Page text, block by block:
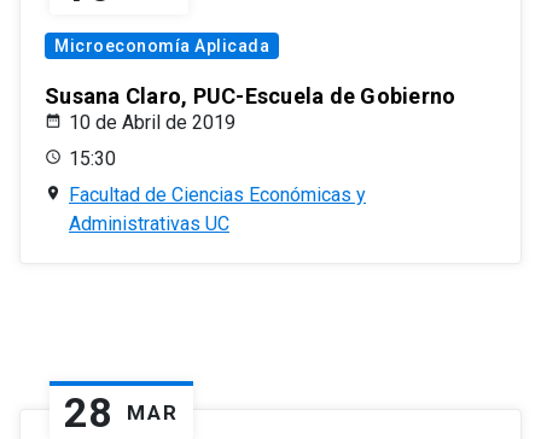
Microeconomía Aplicada
Susana Claro, PUC-Escuela de Gobierno
10 de Abril de 2019
15:30
Facultad de Ciencias Económicas y
Administrativas UC
28 MAR